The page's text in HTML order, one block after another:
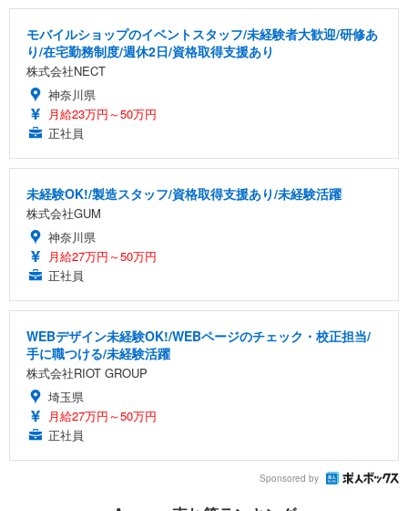
モバイルショップのイベントスタッフ/未経験者大歓迎/研修あ
り/在宅勤務制度/週休2日/資格取得支援あり
株式会社NECT
神奈川県
月給23万円～50万円
正社員
未経験OK!/製造スタッフ/資格取得支援あり/未経験活躍
株式会社GUM
神奈川県
月給27万円～50万円
正社員
WEBデザイン未経験OK!/WEBページのチェック・校正担当/
手に職つける/未経験活躍
株式会社RIOT GROUP
埼玉県
月給27万円～50万円
正社員
Sponsored by